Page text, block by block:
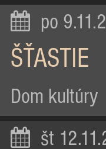
po
ŠŤASTIE
Dom kultúry
št